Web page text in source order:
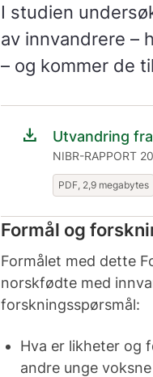
I studien
av innvandrere –
– og kommer de
download Utvandring
NIBR-RAPPORT
PDF, 2,9 megabytes
Formål og
Formålet med dette
norskfødte med
forskningsspørsmål:
Hva er likheter og
andre unge